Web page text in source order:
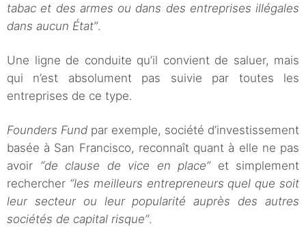
tabac et des armes ou dans des entreprises illégales
dans aucun État”.
Une ligne de conduite qu’il convient de saluer, mais
qui n’est absolument pas suivie par toutes les
entreprises de ce type.
Founders Fund par exemple, société d’investissement
basée à San Francisco, reconnaît quant à elle ne pas
avoir “de clause de vice en place” et simplement
rechercher “les meilleurs entrepreneurs quel que soit
leur secteur ou leur popularité auprès des autres
sociétés de capital risque”.